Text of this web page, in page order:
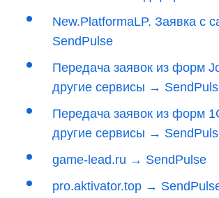
New.PlatformaLP. Заявка с
SendPulse
Передача заявок из форм
другие сервисы →
Передача заявок из форм
другие сервисы →
game-lead.ru → SendPulse
pro.aktivator.top →